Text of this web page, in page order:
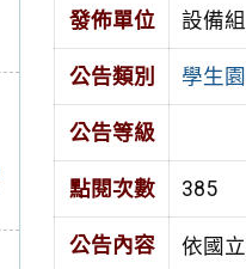
發佈單位 設備組
公告類別 學生
公告等級
點閱次數 385
公告內容
依國